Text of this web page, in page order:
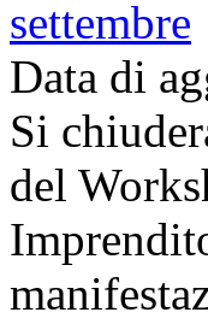
settembre
Data di
Si
del